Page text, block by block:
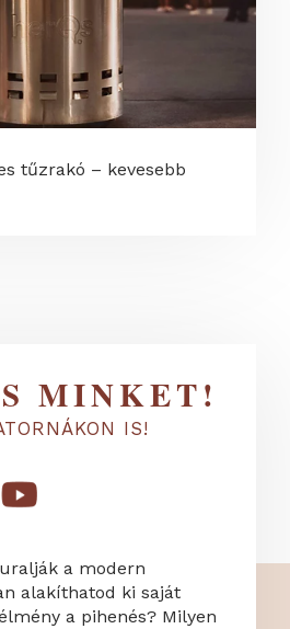
tűzrakó – kevesebb
MINKET!
IS!
a modern
alakíthatod ki saját
a pihenés? Milyen